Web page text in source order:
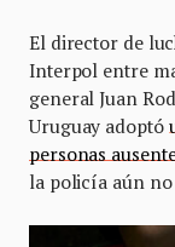
El director de
Interpol entre
general Juan
Uruguay adoptó
personas
la policía aún